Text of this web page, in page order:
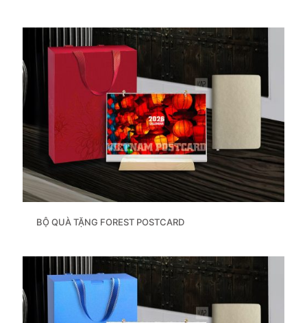
BỘ QUÀ TẶNG FOREST POSTCARD